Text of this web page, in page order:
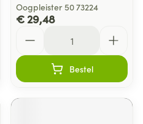
Oogpleister 50 73224
€ 29,48
Bestel